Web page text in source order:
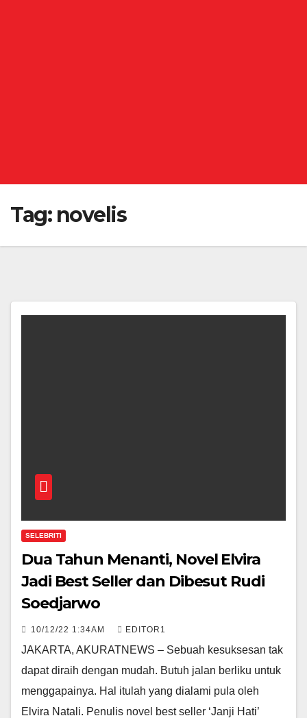
Tag: novelis
SELEBRITI
Dua Tahun Menanti, Novel Elvira
Jadi Best Seller dan Dibesut Rudi
Soedjarwo
10/12/22 1:34AM EDITOR1
JAKARTA, AKURATNEWS – Sebuah kesuksesan tak
dapat diraih dengan mudah. Butuh jalan berliku untuk
menggapainya. Hal itulah yang dialami pula oleh
Elvira Natali. Penulis novel best seller ‘Janji Hati’